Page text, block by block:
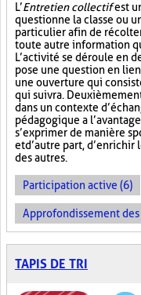
L’Entretien collectifest
questionne la classe ou
particulier afin de
toute autre information
L’activité se déroule en
pose une question en
une ouverture qui
qui suivra.
dans un contexte
pédagogique a
s’exprimer de manière
et d’autre part,
des autres.
Participation active (6)
Approfondissement des
TAPIS DE TRI